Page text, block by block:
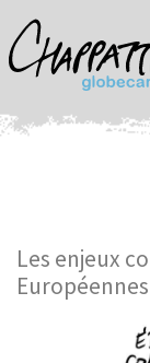
Les enjeux
Européennes